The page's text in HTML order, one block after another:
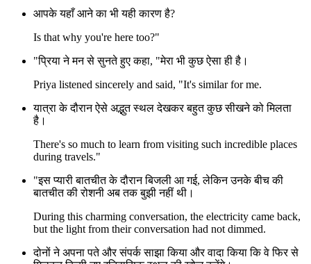
आपके यहाँ आने का भी यही कारण है?
Is that why you're here too?"
"प्रिया ने मन से सुनते हुए कहा, "मेरा भी कुछ ऐसा ही है।
Priya listened sincerely and said, "It's similar for me.
यात्रा के दौरान ऐसे अद्भुत स्थल देखकर बहुत कुछ सीखने को मिलता
है।
There's so much to learn from visiting such incredible places
during travels."
"इस प्यारी बातचीत के दौरान बिजली आ गई, लेकिन उनके बीच की
बातचीत की रोशनी अब तक बुझी नहीं थी।
During this charming conversation, the electricity came back,
but the light from their conversation had not dimmed.
दोनों ने अपना पते और संपर्क साझा किया और वादा किया कि वे फिर से